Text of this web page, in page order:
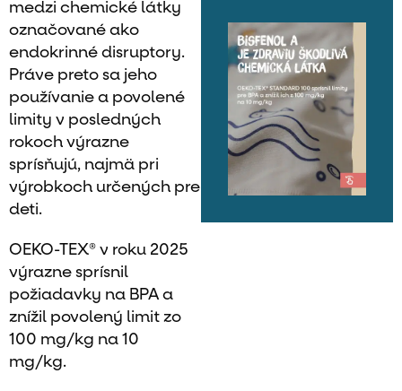
medzi chemické látky
označované ako
endokrinné disruptory.
Práve preto sa jeho
používanie a povolené
limity v posledných
rokoch výrazne
sprísňujú, najmä pri
výrobkoch určených pre
deti.
OEKO-TEX® v roku 2025
výrazne sprísnil
požiadavky na BPA a
znížil povolený limit zo
100 mg/kg na 10
mg/kg.